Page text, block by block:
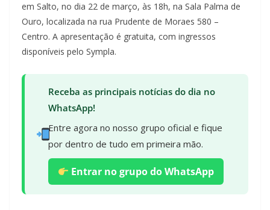
em Salto, no dia 22 de março, às 18h, na Sala Palma de
Ouro, localizada na rua Prudente de Moraes 580 –
Centro. A apresentação é gratuita, com ingressos
disponíveis pelo Sympla.
Receba as principais notícias do dia no
WhatsApp!
Entre agora no nosso grupo oficial e fique
por dentro de tudo em primeira mão.
Entrar no grupo do WhatsApp